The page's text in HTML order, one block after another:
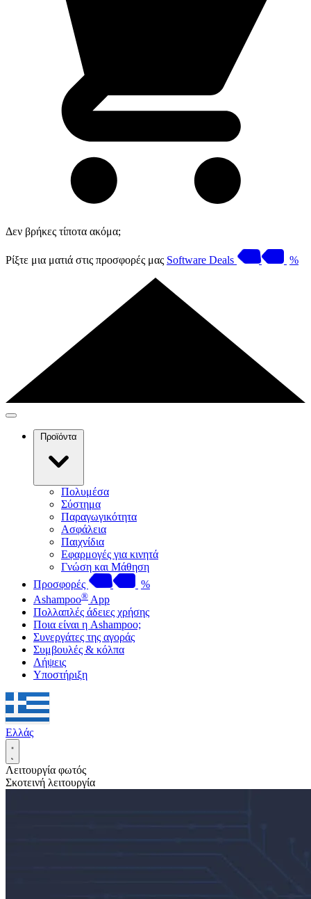
Δεν βρήκες τίποτα ακόμα;
Ρίξτε μια ματιά στις προσφορές μας Software Deals %
Προϊόντα
Πολυμέσα
Σύστημα
Παραγωγικότητα
Ασφάλεια
Παιχνίδια
Εφαρμογές για κινητά
Γνώση και Μάθηση
Προσφορές
%
Ashampoo® App
Πολλαπλές άδειες χρήσης
Ποια είναι η Ashampoo;
Συνεργάτες της αγοράς
Συμβουλές & κόλπα
Λήψεις
Υποστήριξη
Ελλάς
Λειτουργία φωτός
Σκοτεινή λειτουργία